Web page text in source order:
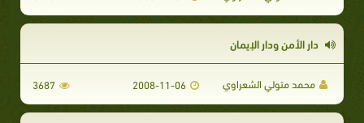
دار الأمن ودار الإيمان
محمد متولي الشعراوي 2008-11-06
3687